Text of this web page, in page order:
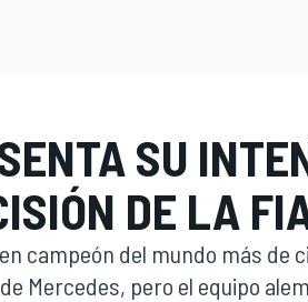
SU
DE LA
campeón del mundo más de
Mercedes, pero el equipo